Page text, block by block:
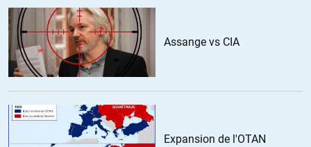
Catalina//10.03.2019 à 08h02
bien sûr medmed on a le droit à moins-ce que le juge ne réclame un
huit clos.
medmed//10.03.2019 à 13h32
Assange vs CIA
Expansion de l'OTAN